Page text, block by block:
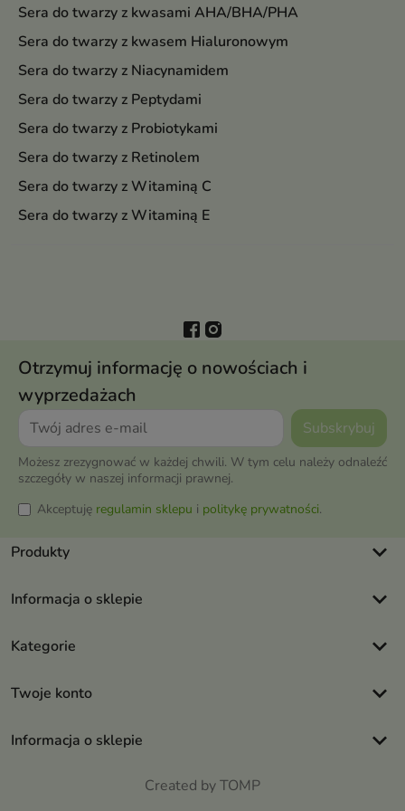
Sera do twarzy z kwasami AHA/BHA/PHA
Sera do twarzy z kwasem Hialuronowym
Sera do twarzy z Niacynamidem
Sera do twarzy z Peptydami
Sera do twarzy z Probiotykami
Sera do twarzy z Retinolem
Sera do twarzy z Witaminą C
Sera do twarzy z Witaminą E
Otrzymuj informację o nowościach i
wyprzedażach
Możesz zrezygnować w każdej chwili. W tym celu należy odnaleźć
szczegóły w naszej informacji prawnej.
Akceptuję regulamin sklepu i politykę prywatności.
Produkty keyboard_arrow_down
Informacja o sklepie keyboard_arrow_down
Kategorie keyboard_arrow_down
Twoje konto keyboard_arrow_down
Informacja o sklepie keyboard_arrow_down
Created by TOMP